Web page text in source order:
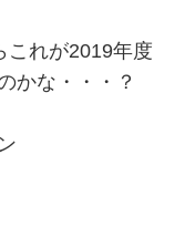
これが2019年度
かな・・・？